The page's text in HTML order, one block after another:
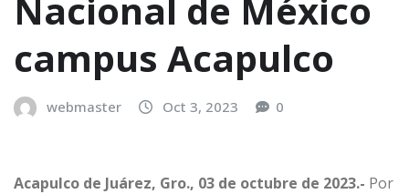
Nacional de México
campus Acapulco
webmaster Oct 3, 2023 0
Acapulco de Juárez, Gro., 03 de octubre de 2023.- Por